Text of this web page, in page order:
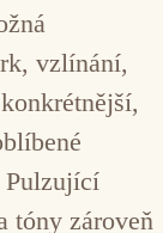
vzlínání,
Pulzující
tóny zároveň